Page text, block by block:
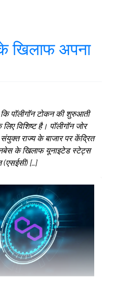
खिलाफ अपना
कि पॉलीगॉन टोकन की शुरुआती
विशिष्ट है। पॉलीगॉन जोर
राज्य के बाजार पर केंद्रित
के खिलाफ यूनाइटेड स्टेट्स
(एसईसी) […]